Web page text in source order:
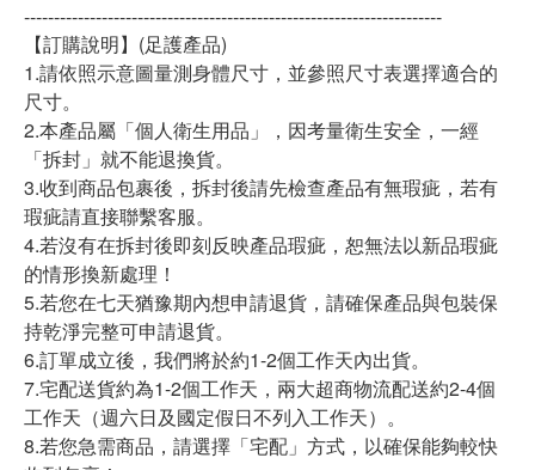
----------------------------------------------------------------------
【訂購說明】(足護產品)
1.請依照示意圖量測身體尺寸，並參照尺寸表選擇適合的
尺寸。
2.本產品屬「個人衛生用品」，因考量衛生安全，一經
「拆封」就不能退換貨。
3.收到商品包裹後，拆封後請先檢查產品有無瑕疵，若有
瑕疵請直接聯繫客服。
4.若沒有在拆封後即刻反映產品瑕疵，恕無法以新品瑕疵
的情形換新處理！
5.若您在七天猶豫期內想申請退貨，請確保產品與包裝保
持乾淨完整可申請退貨。
6.訂單成立後，我們將於約1-2個工作天內出貨。
7.宅配送貨約為1-2個工作天，兩大超商物流配送約2-4個
工作天（週六日及國定假日不列入工作天）。
8.若您急需商品，請選擇「宅配」方式，以確保能夠較快